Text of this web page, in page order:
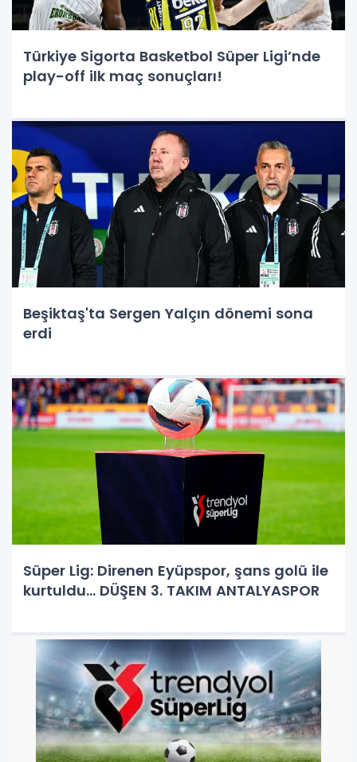
Türkiye Sigorta Basketbol Süper Ligi’nde
play-off ilk maç sonuçları!
Beşiktaş'ta Sergen Yalçın dönemi sona
erdi
Süper Lig: Direnen Eyüpspor, şans golü ile
kurtuldu… DÜŞEN 3. TAKIM ANTALYASPOR